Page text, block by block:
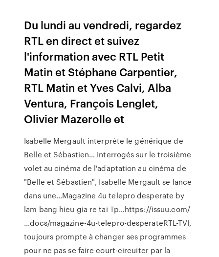
Du lundi au vendredi, regardez
RTL en direct et suivez
l'information avec RTL Petit
Matin et Stéphane Carpentier,
RTL Matin et Yves Calvi, Alba
Ventura, François Lenglet,
Olivier Mazerolle et
Isabelle Mergault interprète le générique de
Belle et Sébastien… Interrogés sur le troisième
volet au cinéma de l'adaptation au cinéma de
"Belle et Sébastien", Isabelle Mergault se lance
dans une…Magazine 4u telepro desperate by
lam bang hieu gia re tai Tp…https://issuu.com/
…docs/magazine-4u-telepro-desperateRTL-TVI,
toujours prompte à changer ses programmes
pour ne pas se faire court-circuiter par la